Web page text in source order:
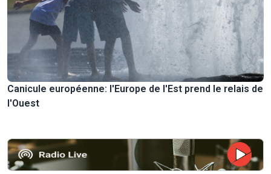
Canicule européenne: l'Europe de l'Est prend le relais de
l'Ouest